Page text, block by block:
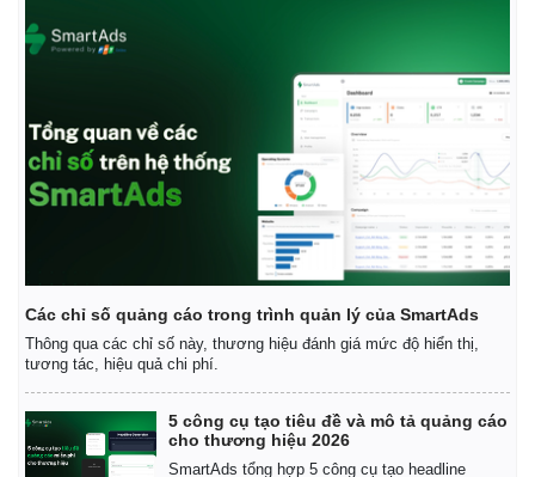
Các chỉ số quảng cáo trong trình quản lý của SmartAds
Thông qua các chỉ số này, thương hiệu đánh giá mức độ hiển thị,
tương tác, hiệu quả chi phí.
5 công cụ tạo tiêu đề và mô tả quảng cáo
cho thương hiệu 2026
SmartAds tổng hợp 5 công cụ tạo headline